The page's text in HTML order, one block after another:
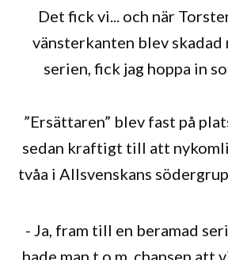
Det fick vi... och när
vänsterkanten blev skadad
serien, fick jag hoppa in
”Ersättaren” blev fast på
sedan kraftigt till att
tvåa i Allsvenskans
- Ja, fram till en beramad
hade man t.o.m. chansen att